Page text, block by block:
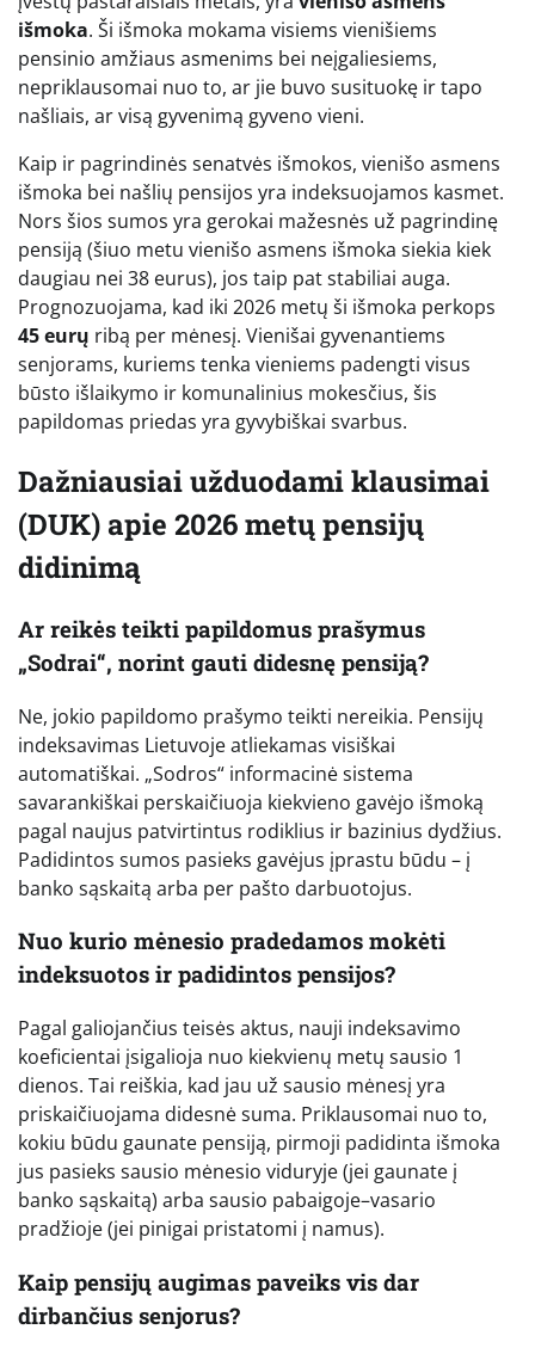
išmoka. Ši išmoka mokama visiems vienišiems
pensinio amžiaus asmenims bei neįgaliesiems,
nepriklausomai nuo to, ar jie buvo susituokę ir tapo
našliais, ar visą gyvenimą gyveno vieni.
Kaip ir pagrindinės senatvės išmokos, vienišo asmens
išmoka bei našlių pensijos yra indeksuojamos kasmet.
Nors šios sumos yra gerokai mažesnės už pagrindinę
pensiją (šiuo metu vienišo asmens išmoka siekia kiek
daugiau nei 38 eurus), jos taip pat stabiliai auga.
Prognozuojama, kad iki 2026 metų ši išmoka perkops
45 eurų ribą per mėnesį. Vienišai gyvenantiems
senjorams, kuriems tenka vieniems padengti visus
būsto išlaikymo ir komunalinius mokesčius, šis
papildomas priedas yra gyvybiškai svarbus.
Dažniausiai užduodami klausimai
(DUK) apie 2026 metų pensijų
didinimą
Ar reikės teikti papildomus prašymus
„Sodrai“, norint gauti didesnę pensiją?
Ne, jokio papildomo prašymo teikti nereikia. Pensijų
indeksavimas Lietuvoje atliekamas visiškai
automatiškai. „Sodros“ informacinė sistema
savarankiškai perskaičiuoja kiekvieno gavėjo išmoką
pagal naujus patvirtintus rodiklius ir bazinius dydžius.
Padidintos sumos pasieks gavėjus įprastu būdu – į
banko sąskaitą arba per pašto darbuotojus.
Nuo kurio mėnesio pradedamos mokėti
indeksuotos ir padidintos pensijos?
Pagal galiojančius teisės aktus, nauji indeksavimo
koeficientai įsigalioja nuo kiekvienų metų sausio 1
dienos. Tai reiškia, kad jau už sausio mėnesį yra
priskaičiuojama didesnė suma. Priklausomai nuo to,
kokiu būdu gaunate pensiją, pirmoji padidinta išmoka
jus pasieks sausio mėnesio viduryje (jei gaunate į
banko sąskaitą) arba sausio pabaigoje–vasario
pradžioje (jei pinigai pristatomi į namus).
Kaip pensijų augimas paveiks vis dar
dirbančius senjorus?